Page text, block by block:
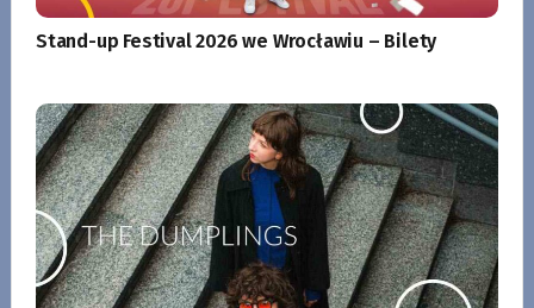
Stand-up Festival 2026 we Wrocławiu – Bilety